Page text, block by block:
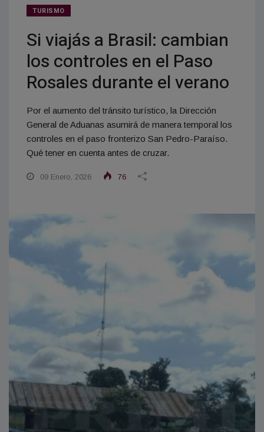
TURISMO
Si viajás a Brasil: cambian
los controles en el Paso
Rosales durante el verano
Por el aumento del tránsito turístico, la Dirección
General de Aduanas asumirá de manera temporal los
controles en el paso fronterizo San Pedro-Paraíso.
Qué tener en cuenta antes de cruzar.
09 Enero, 2026 76